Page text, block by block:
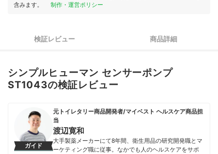
含みます。
制作・運営ポリシー
検証レビュー 商品詳細
シンプルヒューマン センサーポンプ
ST1043の検証レビュー
ガイド
元トイレタリー商品開発者/マイベスト ヘルスケア商品担
当
渡辺寛和
大手製薬メーカーにて8年間、衛生用品の研究開発職とマ
ーケティング職に従事。なかでも人のヘルスケアをサポ